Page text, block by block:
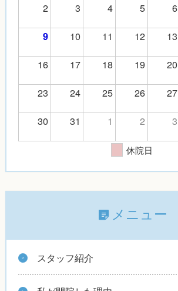
2
3 4 5 6
9 10 11 12 13
16
17 18 19 20
23
24 25 26 27
30
31 1 2 3
休院日
メニュー
スタッフ紹介